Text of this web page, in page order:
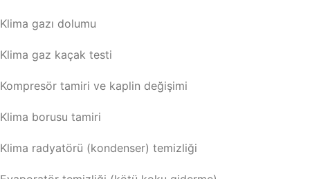
Klima gazı dolumu
Klima gaz kaçak testi
Kompresör tamiri ve kaplin değişimi
Klima borusu tamiri
Klima radyatörü (kondenser) temizliği